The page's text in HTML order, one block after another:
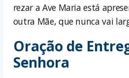
rezar a Ave Maria está
outra Mãe, que nunca vai
Oração de
Senhora